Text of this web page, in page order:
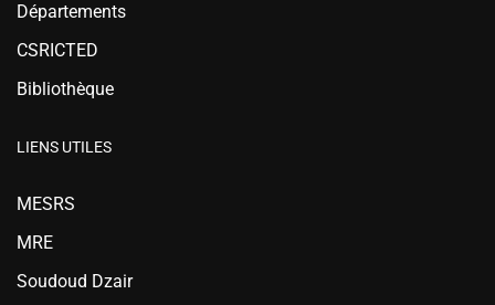
Départements
CSRICTED
Bibliothèque
LIENS UTILES
MESRS
MRE
Soudoud Dzair